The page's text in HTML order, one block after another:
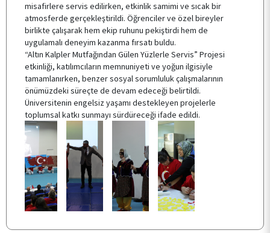
misafirlere servis edilirken, etkinlik samimi ve sıcak bir
atmosferde gerçekleştirildi. Öğrenciler ve özel bireyler
birlikte çalışarak hem ekip ruhunu pekiştirdi hem de
uygulamalı deneyim kazanma fırsatı buldu.
“Altın Kalpler Mutfağından Gülen Yüzlerle Servis” Projesi
etkinliği, katılımcıların memnuniyeti ve yoğun ilgisiyle
tamamlanırken, benzer sosyal sorumluluk çalışmalarının
önümüzdeki süreçte de devam edeceği belirtildi.
Üniversitenin engelsiz yaşamı destekleyen projelerle
toplumsal katkı sunmayı sürdüreceği ifade edildi.